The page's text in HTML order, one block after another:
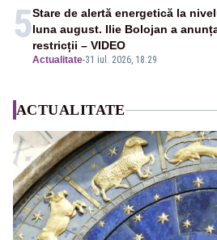
5
Actualitate-31 iul. 2026, 18:29
Stare de alertă energetică la
luna august. Ilie Bolojan a
restricții – VIDEO
ACTUALITATE